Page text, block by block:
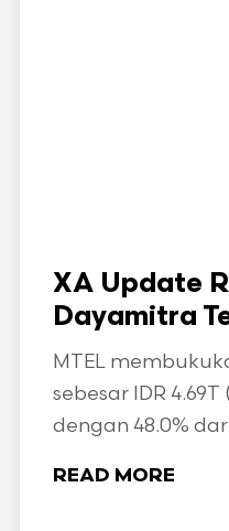
XA Update
Dayamitra
MTEL
sebesar IDR 4.69T
dengan 48.0%
READ MORE